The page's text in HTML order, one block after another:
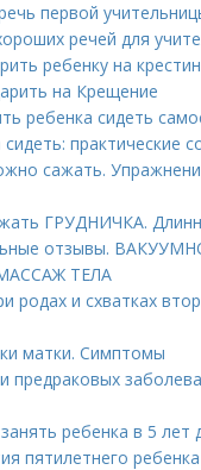
первой
речей для
ребенку на
на Крещение
ребенка сидеть
практические
сажать.
ГРУДНИЧКА.
отзывы.
ТЕЛА
родах и схватках
матки. Симптомы
предраковых
ребенка в 5 лет
пятилетнего ребенка